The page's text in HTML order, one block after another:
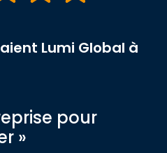
Lumi Global à
pour
»